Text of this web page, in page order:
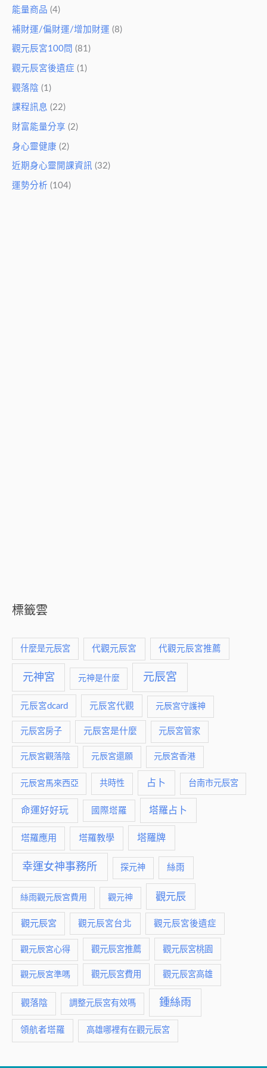
能量商品 (4)
補財運/偏財運/增加財運 (8)
觀元辰宮100問 (81)
觀元辰宮後遺症 (1)
觀落陰 (1)
課程訊息 (22)
財富能量分享 (2)
身心靈健康 (2)
近期身心靈開課資訊 (32)
運勢分析 (104)
標籤雲
什麼是元辰宮 代觀元辰宮 代觀元辰宮推薦
元神宮 元神是什麼 元辰宮
元辰宮dcard 元辰宮代觀 元辰宮守護神
元辰宮房子 元辰宮是什麼 元辰宮管家
元辰宮觀落陰 元辰宮還願 元辰宮香港
元辰宮馬來西亞 共時性 占卜 台南市元辰宮
命運好好玩 國際塔羅 塔羅占卜
塔羅應用 塔羅教學 塔羅牌
幸運女神事務所 探元神 絲雨
絲雨觀元辰宮費用 觀元神 觀元辰
觀元辰宮 觀元辰宮台北 觀元辰宮後遺症
觀元辰宮心得 觀元辰宮推薦 觀元辰宮桃園
觀元辰宮準嗎 觀元辰宮費用 觀元辰宮高雄
觀落陰 調整元辰宮有效嗎 鍾絲雨
領航者塔羅 高雄哪裡有在觀元辰宮